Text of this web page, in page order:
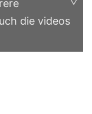
die videos